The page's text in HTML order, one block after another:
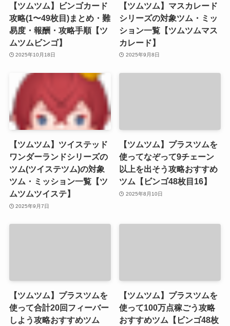
【ツムツム】ビンゴカード
攻略(1〜49枚目)まとめ・難
易度・報酬・攻略手順【ツ
ムツムビンゴ】
2025年10月18日
【ツムツム】マスカレード
シリーズの対象ツム・ミッ
ション一覧【ツムツムマス
カレード】
2025年9月8日
【ツムツム】ツイステッド
ワンダーランドシリーズの
ツム(ツイステツム)の対象
ツム・ミッション一覧【ツ
ムツムツイステ】
2025年9月7日
【ツムツム】プラスツムを
使ってなぞって9チェーン
以上を出そう攻略おすすめ
ツム【ビンゴ48枚目16】
2025年8月10日
【ツムツム】プラスツムを
使って合計20回フィーバー
しよう攻略おすすめツム
【ツムツム】プラスツムを
使って100万点稼ごう攻略
おすすめツム【ビンゴ48枚